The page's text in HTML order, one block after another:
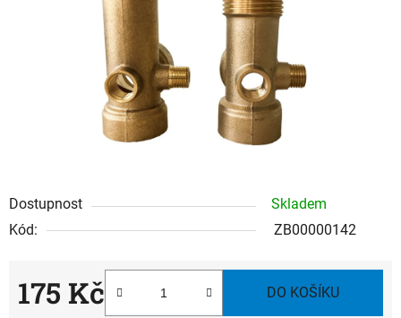
Dostupnost
Skladem
Kód:
ZB00000142
175 Kč DO KOŠÍKU